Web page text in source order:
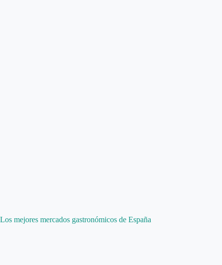
Los mejores mercados gastronómicos de España